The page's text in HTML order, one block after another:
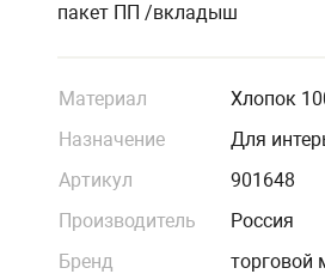
пакет ПП /вкладыш
Материал
Хлопок
Назначение
Для
Артикул
901648
Производитель
Россия
Бренд
торговой